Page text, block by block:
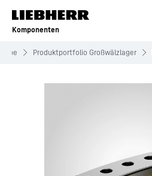
Zum Inhalt springen
Komponenten
Produktportfolio Großwälzlager